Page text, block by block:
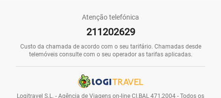
Atenção telefónica
211202629
Custo da chamada de acordo com o seu tarifário. Chamadas desde
telemóveis consulte com o seu operador as tarifas aplicadas.
Logitravel S.L. - Agência de Viagens on-line CI.BAL 471,2004 - Todos os